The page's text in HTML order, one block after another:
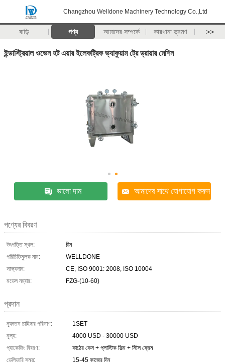
Changzhou Welldone Machinery Technology Co.,Ltd
বাড়ি পণ্য আমাদের সম্পর্কে কারখানা ভ্রমণ >>
ইন্ডাস্ট্রিয়াল ওভেন হট এয়ার ইলেকট্রিক ভ্যাকুয়াম ট্রে ড্রায়ার মেশিন
ভালো দাম আমাদের সাথে যোগাযোগ করুন
পণ্যের বিবরণ
উৎপত্তি স্থল:
চীন
পরিচিতিমুলক নাম:
WELLDONE
সাক্ষ্যদান:
CE, ISO 9001: 2008, ISO 10004
মডেল নম্বার:
FZG-(10-60)
প্রদান
ন্যূনতম চাহিদার পরিমাণ:
1SET
মূল্য:
4000 USD - 30000 USD
প্যাকেজিং বিবরণ:
কাঠের কেস + প্লাস্টিক ফিল্ম + স্টিল ফ্রেম
ডেলিভারি সময়:
15-45 কাজের দিন